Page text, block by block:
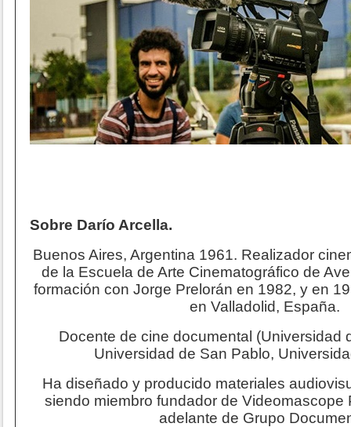
Sobre Darío Arcella.
Buenos Aires, Argentina 1961. Realizador
de la Escuela de Arte Cinematográfico de
formación con Jorge Prelorán en 1982, y en
en Valladolid, España.
Docente de cine documental (Universidad
Universidad de San Pablo,
Ha diseñado y producido materiales
siendo miembro fundador de Videomascope
adelante de Grupo